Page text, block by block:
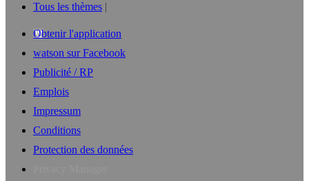
Tous les thèmes
Obtenir l'application
watson sur Facebook
Publicité / RP
Emplois
Impressum
Conditions
Protection des données